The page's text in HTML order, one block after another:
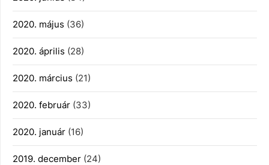
2020. május (36)
2020. április (28)
2020. március (21)
2020. február (33)
2020. január (16)
2019. december (24)